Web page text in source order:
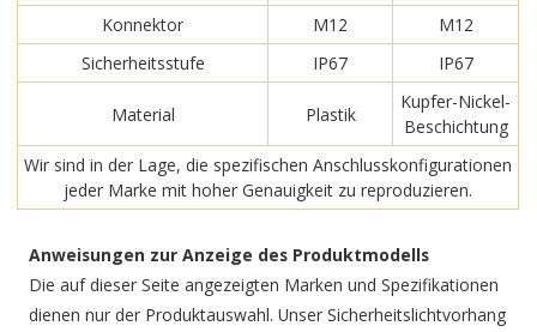
Konnektor
M12
M12
Sicherheitsstufe
IP67 IP67
Material Plastik
Kupfer-Nickel-
Beschichtung
Wir sind in der Lage, die spezifischen Anschlusskonfigurationen
jeder Marke mit hoher Genauigkeit zu reproduzieren.
Anweisungen zur Anzeige des Produktmodells
Die auf dieser Seite angezeigten Marken und Spezifikationen
dienen nur der Produktauswahl. Unser Sicherheitslichtvorhang